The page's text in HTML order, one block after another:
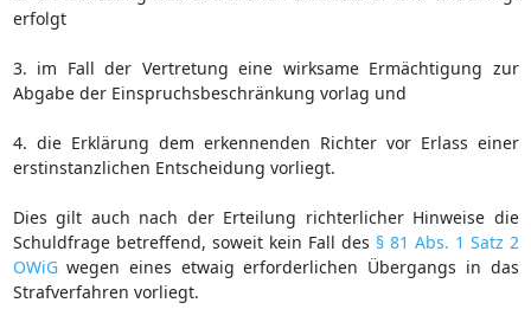
erfolgt
3. im Fall der Vertretung eine wirksame Ermächtigung zur
Abgabe der Einspruchsbeschränkung vorlag und
4. die Erklärung dem erkennenden Richter vor Erlass einer
erstinstanzlichen Entscheidung vorliegt.
Dies gilt auch nach der Erteilung richterlicher Hinweise die
Schuldfrage betreffend, soweit kein Fall des § 81 Abs. 1 Satz 2
OWiGwegen eines etwaig erforderlichen Übergangs in das
Strafverfahren vorliegt.